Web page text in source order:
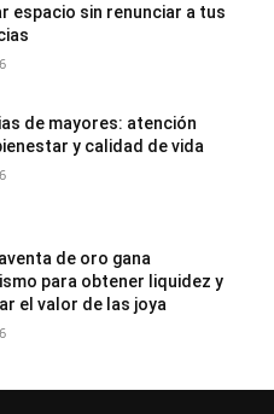
espacio sin renunciar a tus
de mayores: atención
y calidad de vida
de oro gana
para obtener liquidez y
el valor de las joya